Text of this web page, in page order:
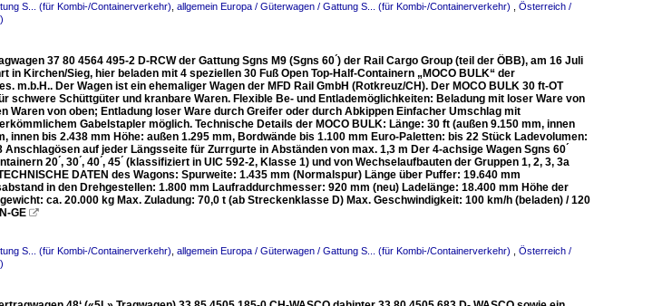
S... (für Kombi-/Containerverkehr) allgemein Europa / Güterwagen / Gattung S... (für Kombi-/Containerverkehr)
Österreich /
37 80 4564 495-2 D-RCW der Gattung Sgns M9 (Sgns 60 ́) der Rail Cargo Group (teil der ÖBB), am 16 Juli
in Kirchen/Sieg, hier beladen mit 4 speziellen 30 Fuß Open Top-Half-Containern „MOCO BULK“ der
m.b.H.. Der Wagen ist ein ehemaliger Wagen der MFD Rail GmbH (Rotkreuz/CH). Der MOCO BULK 30 ft-OT
schwere Schüttgüter und kranbare Waren. Flexible Be- und Entlademöglichkeiten: Beladung mit loser Ware von
Waren von oben; Entladung loser Ware durch Greifer oder durch Abkippen Einfacher Umschlag mit
Gabelstapler möglich. Technische Details der MOCO BULK: Länge: 30 ft (außen 9.150 mm, innen
innen bis 2.438 mm Höhe: außen 1.295 mm, Bordwände bis 1.100 mm Euro-Paletten: bis 22 Stück Ladevolumen:
Anschlagösen auf jeder Längsseite für Zurrgurte in Abständen von max. 1,3 m Der 4-achsige Wagen Sgns 60
20 ́, 30 ́, 40 ́, 45 ́ (klassifiziert in UIC 592-2, Klasse 1) und von Wechselaufbauten der Gruppen 1, 2, 3, 3a
DATEN des Wagons: Spurweite: 1.435 mm (Normalspur) Länge über Puffer: 19.640 mm
in den Drehgestellen: 1.800 mm Laufraddurchmesser: 920 mm (neu) Ladelänge: 18.400 mm Höhe der
ca. 20.000 kg Max. Zuladung: 70,0 t (ab Streckenklasse D) Max. Geschwindigkeit: 100 km/h (beladen) / 120
GE 
S... (für Kombi-/Containerverkehr) allgemein Europa / Güterwagen / Gattung S... (für Kombi-/Containerverkehr)
Österreich /